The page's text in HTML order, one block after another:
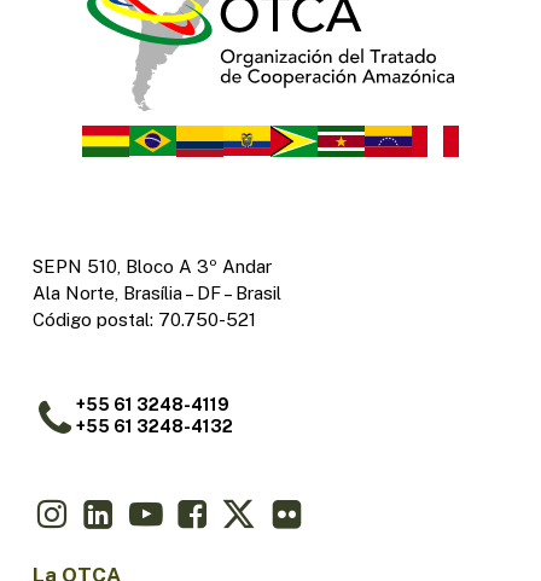
SEPN 510, Bloco A 3º Andar
Ala Norte, Brasília – DF – Brasil
Código postal: 70.750-521
+55 61 3248-4119
+55 61 3248-4132
La OTCA